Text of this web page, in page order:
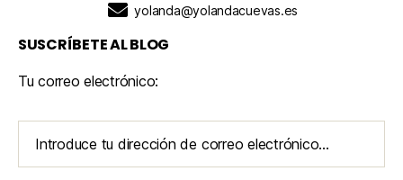
yolanda@yolandacuevas.es
SUSCRÍBETE AL BLOG
Tu correo electrónico: